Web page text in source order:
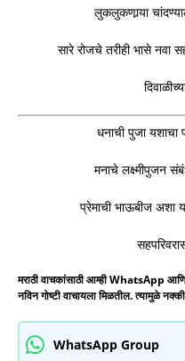
लुकलुकणार्‍या
सारे रोजचे तरीही भासे नवा
धनाची पुजा यशाचा
मनाचे लक्ष्मीपुजन
प्रेमाची भाऊबीज अशा
मराठी वाचकांसाठी आम्ही WhatsApp
नविन गोष्टी वाचायला मिळतील. त्यामुळे
WhatsApp Group